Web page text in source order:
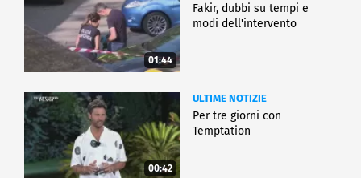
01:44
Fakir, dubbi su tempi e
modi dell'intervento
00:42
ULTIME NOTIZIE
Per tre giorni con
Temptation